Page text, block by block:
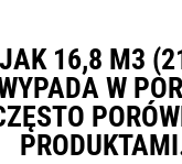
16,8 M3
W